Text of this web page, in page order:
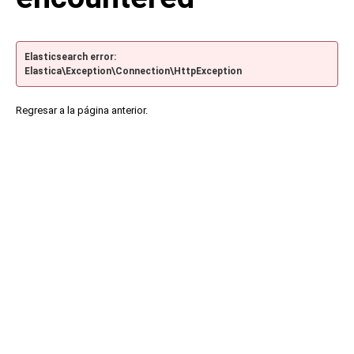
Elasticsearch error:
Elastica\Exception\Connection\HttpException
Regresar a la página anterior.